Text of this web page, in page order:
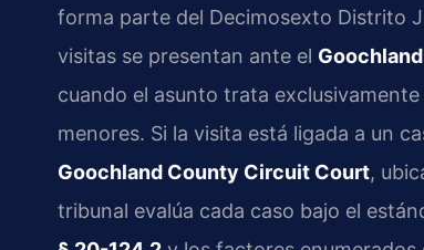
forma parte del Decimosexto Distrito
visitas se presentan ante el
cuando el asunto trata
menores. Si la visita está ligada a un
Goochland County Circuit Court,
tribunal evalúa cada caso bajo el